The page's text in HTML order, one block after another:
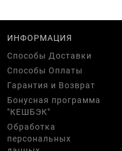
ИНФОРМАЦИЯ
Способы Доставки
Способы Оплаты
Гарантия и Возврат
Бонусная программа
"КЕШБЭК"
Обработка
персональных